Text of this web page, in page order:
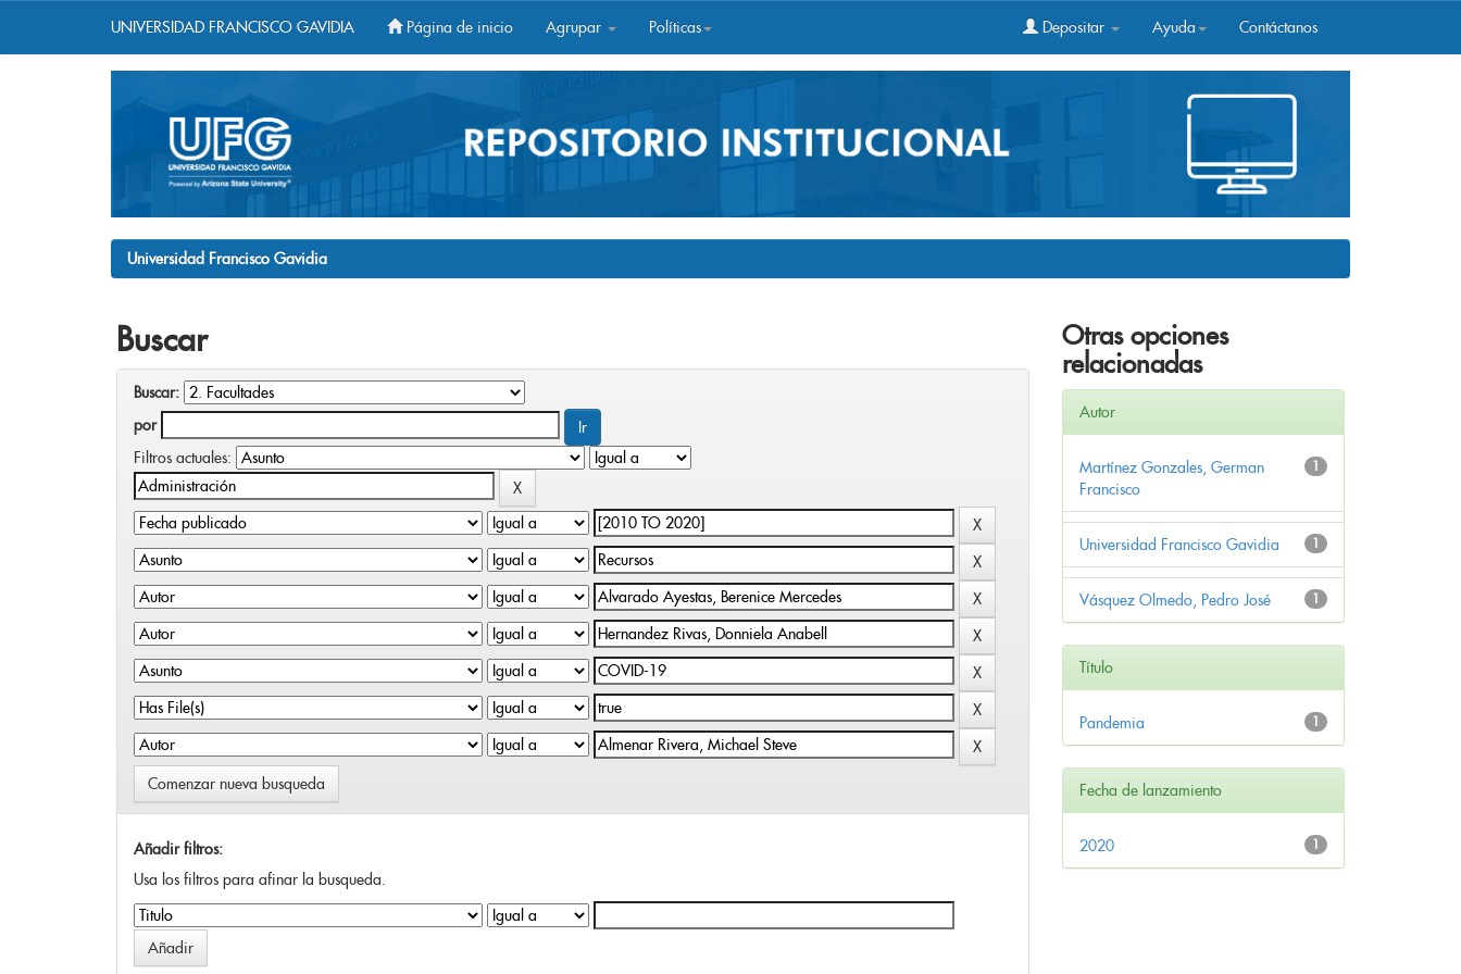
UNIVERSIDAD FRANCISCO GAVIDIA Página de inicio Agrupar Políticas Depositar Ayuda Contáctanos
Universidad Francisco Gavidia
Buscar
Buscar:
por
Filtros actuales:
Comenzar nueva busqueda
Añadir filtros:
Usa los filtros para afinar la busqueda.
Otras opciones
relacionadas
Autor
1
Martínez Gonzales, German
Francisco
1
Universidad Francisco Gavidia
1
Vásquez Olmedo, Pedro José
Título
1
Pandemia
Fecha de lanzamiento
1
2020